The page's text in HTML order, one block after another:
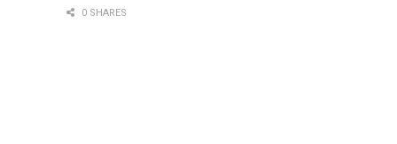
0 SHARES